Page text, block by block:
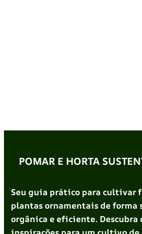
POMAR E HORTA
Seu guia prático para cultivar
plantas ornamentais de forma
orgânica e eficiente. Descubra